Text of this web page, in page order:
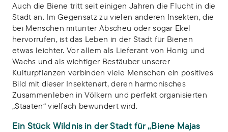
Auch die Biene tritt seit einigen Jahren die Flucht in die
Stadt an. Im Gegensatz zu vielen anderen Insekten, die
bei Menschen mitunter Abscheu oder sogar Ekel
hervorrufen, ist das Leben in der Stadt für Bienen
etwas leichter. Vor allem als Lieferant von Honig und
Wachs und als wichtiger Bestäuber unserer
Kulturpflanzen verbinden viele Menschen ein positives
Bild mit dieser Insektenart, deren harmonisches
Zusammenleben in Völkern und perfekt organisierten
„Staaten“ vielfach bewundert wird.
Ein Stück Wildnis in der Stadt für „Biene Majas